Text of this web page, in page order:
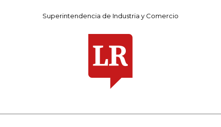
Superintendencia de Industria y Comercio